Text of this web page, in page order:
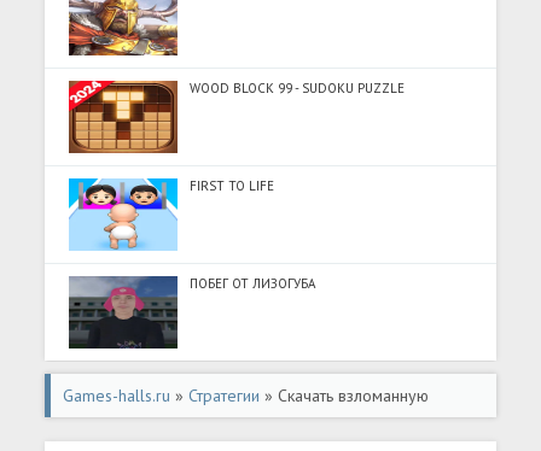
WOOD BLOCK 99 - SUDOKU PUZZLE
FIRST TO LIFE
ПОБЕГ ОТ ЛИЗОГУБА
Games-halls.ru » Стратегии » Скачать взломанную
Vikings: War of Clans (Викинги) [МОД Много денег] -